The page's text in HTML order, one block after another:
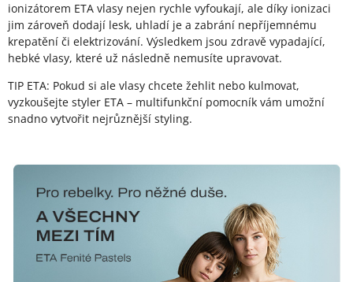
ionizátorem ETA vlasy nejen rychle vyfoukají, ale díky ionizaci
jim zároveň dodají lesk, uhladí je a zabrání nepříjemnému
krepatění či elektrizování. Výsledkem jsou zdravě vypadající,
hebké vlasy, které už následně nemusíte upravovat.
TIP ETA: Pokud si ale vlasy chcete žehlit nebo kulmovat,
vyzkoušejte styler ETA – multifunkční pomocník vám umožní
snadno vytvořit nejrůznější styling.